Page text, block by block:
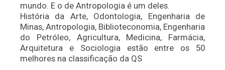
mundo. E o de Antropologia é um deles.
História da Arte, Odontologia, Engenharia de
Minas, Antropologia, Biblioteconomia, Engenharia
do Petróleo, Agricultura, Medicina, Farmácia,
Arquitetura e Sociologia estão entre os 50
melhores na classificação da QS